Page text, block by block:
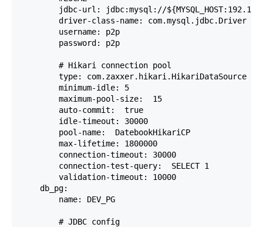
jdbc-url: jdbc:mysql://
        driver-class-name: com.mysql.jdbc.Driver
        username: p2p
        password: p2p
        # Hikari connection pool
        type: com.zaxxer.hikari.HikariDataSource
        minimum-idle: 5
        maximum-pool-size:  15
        auto-commit:  true
        idle-timeout: 30000
        pool-name:  DatebookHikariCP
        max-lifetime: 1800000
        connection-timeout: 30000
        connection-test-query:  SELECT 1
        validation-timeout: 10000
    db_pg:
        name: DEV_PG
        # JDBC config